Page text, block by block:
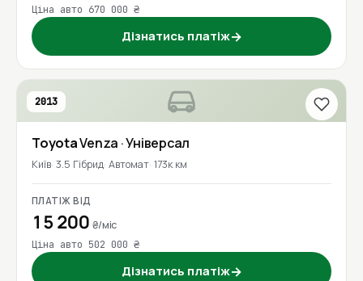
Ціна авто 670 000 ₴
Дізнатись платіж→
2013
ToyotaVenza · Універсал
Київ 3.5 Гібрид Автомат 173к км
ПЛАТІЖ ВІД
15 200 ₴/міс
Ціна авто 502 000 ₴
Дізнатись платіж→